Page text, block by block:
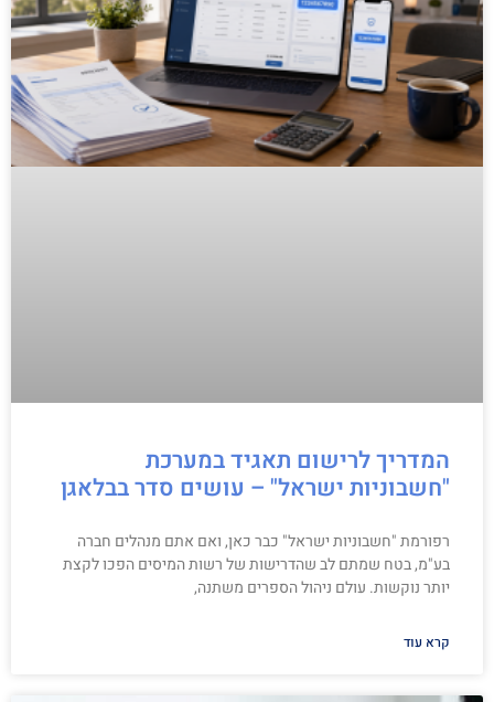
המדריך לרישום תאגיד במערכת
"חשבוניות ישראל" – עושים סדר בבלאגן
רפורמת "חשבוניות ישראל" כבר כאן, ואם אתם מנהלים חברה
בע"מ, בטח שמתם לב שהדרישות של רשות המיסים הפכו לקצת
יותר נוקשות. עולם ניהול הספרים משתנה,
קרא עוד